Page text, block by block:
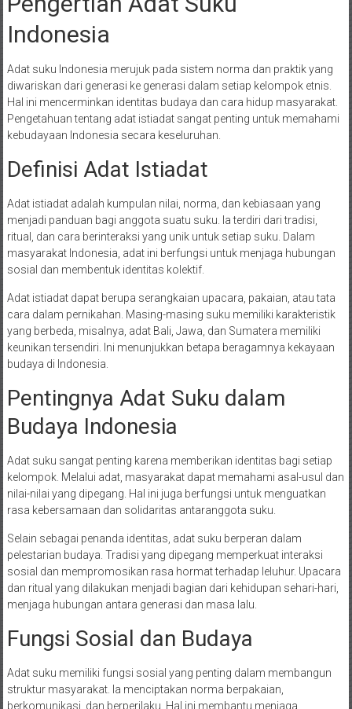
Indonesia
Adat suku Indonesia merujuk pada sistem norma dan praktik yang
diwariskan dari generasi ke generasi dalam setiap kelompok etnis.
Hal ini mencerminkan identitas budaya dan cara hidup masyarakat.
Pengetahuan tentang adat istiadat sangat penting untuk memahami
kebudayaan Indonesia secara keseluruhan.
Definisi Adat Istiadat
Adat istiadat adalah kumpulan nilai, norma, dan kebiasaan yang
menjadi panduan bagi anggota suatu suku. Ia terdiri dari tradisi,
ritual, dan cara berinteraksi yang unik untuk setiap suku. Dalam
masyarakat Indonesia, adat ini berfungsi untuk menjaga hubungan
sosial dan membentuk identitas kolektif.
Adat istiadat dapat berupa serangkaian upacara, pakaian, atau tata
cara dalam pernikahan. Masing-masing suku memiliki karakteristik
yang berbeda, misalnya, adat Bali, Jawa, dan Sumatera memiliki
keunikan tersendiri. Ini menunjukkan betapa beragamnya kekayaan
budaya di Indonesia.
Pentingnya Adat Suku dalam
Budaya Indonesia
Adat suku sangat penting karena memberikan identitas bagi setiap
kelompok. Melalui adat, masyarakat dapat memahami asal-usul dan
nilai-nilai yang dipegang. Hal ini juga berfungsi untuk menguatkan
rasa kebersamaan dan solidaritas antaranggota suku.
Selain sebagai penanda identitas, adat suku berperan dalam
pelestarian budaya. Tradisi yang dipegang memperkuat interaksi
sosial dan mempromosikan rasa hormat terhadap leluhur. Upacara
dan ritual yang dilakukan menjadi bagian dari kehidupan sehari-hari,
menjaga hubungan antara generasi dan masa lalu.
Fungsi Sosial dan Budaya
Adat suku memiliki fungsi sosial yang penting dalam membangun
struktur masyarakat. Ia menciptakan norma berpakaian,
berkomunikasi, dan berperilaku. Hal ini membantu menjaga